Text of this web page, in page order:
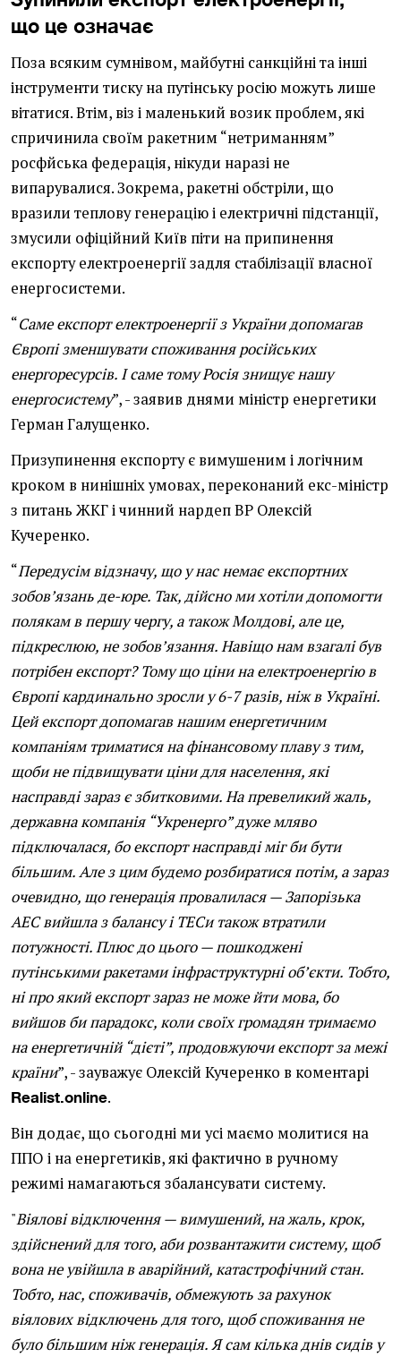
що це означає
Поза всяким сумнівом, майбутні санкційні та інші
інструменти тиску на путінську росію можуть лише
вітатися. Втім, віз і маленький возик проблем, які
спричинила своїм ракетним “нетриманням”
росфйська федерація, нікуди наразі не
випарувалися. Зокрема, ракетні обстріли, що
вразили теплову генерацію і електричні підстанції,
змусили офіційний Київ піти на припинення
експорту електроенергії задля стабілізації власної
енергосистеми.
“Саме експорт електроенергії з України допомагав
Європі зменшувати споживання російських
енергоресурсів. І саме тому Росія знищує нашу
енергосистему”, - заявив днями міністр енергетики
Герман Галущенко.
Призупинення експорту є вимушеним і логічним
кроком в нинішніх умовах, переконаний екс-міністр
з питань ЖКГ і чинний нардеп ВР Олексій
Кучеренко.
“Передусім відзначу, що у нас немає експортних
зобов’язань де-юре. Так, дійсно ми хотіли допомогти
полякам в першу чергу, а також Молдові, але це,
підкреслюю, не зобов’язання. Навіщо нам взагалі був
потрібен експорт? Тому що ціни на електроенергію в
Європі кардинально зросли у 6-7 разів, ніж в Україні.
Цей експорт допомагав нашим енергетичним
компаніям триматися на фінансовому плаву з тим,
щоби не підвищувати ціни для населення, які
насправді зараз є збитковими. На превеликий жаль,
державна компанія “Укренерго” дуже мляво
підключалася, бо експорт насправді міг би бути
більшим. Але з цим будемо розбиратися потім, а зараз
очевидно, що генерація провалилася — Запорізька
АЕС вийшла з балансу і ТЕСи також втратили
потужності. Плюс до цього — пошкоджені
путінськими ракетами інфраструктурні об’єкти. Тобто,
ні про який експорт зараз не може йти мова, бо
вийшов би парадокс, коли своїх громадян тримаємо
на енергетичній “дієті”, продовжуючи експорт за межі
країни”, - зауважує Олексій Кучеренко в коментарі
Realist.online.
Він додає, що сьогодні ми усі маємо молитися на
ППО і на енергетиків, які фактично в ручному
режимі намагаються збалансувати систему.
"Віялові відключення — вимушений, на жаль, крок,
здійснений для того, аби розвантажити систему, щоб
вона не увійшла в аварійний, катастрофічний стан.
Тобто, нас, споживачів, обмежують за рахунок
віялових відключень для того, щоб споживання не
було більшим ніж генерація. Я сам кілька днів сидів у